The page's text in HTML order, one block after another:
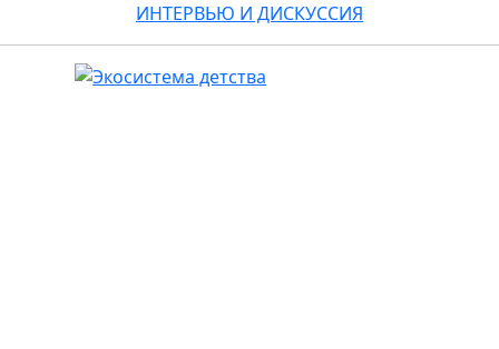
ИНТЕРВЬЮ И ДИСКУССИЯ